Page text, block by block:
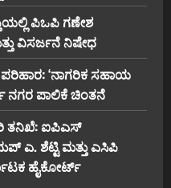
ಪಿಒಪಿ ಗಣೇಶ
ವಿಸರ್ಜನೆ ನಿಷೇಧ
‘ನಾಗರಿಕ ಸಹಾಯ
ನಗರ ಪಾಲಿಕೆ ಚಿಂತನೆ
ತನಿಖೆ: ಐಪಿಎಸ್
ಎ. ಶೆಟ್ಟಿ ಮತ್ತು ಎಸಿಪಿ
ಹೈಕೋರ್ಟ್